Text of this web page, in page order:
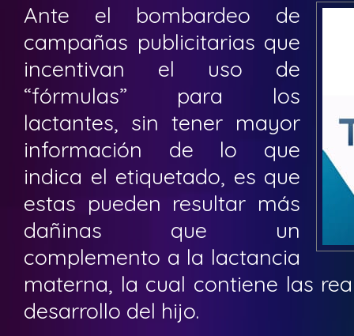
Ante el bombardeo de
campañas publicitarias que
incentivan el uso de
“fórmulas” para los
lactantes, sin tener mayor
información de lo que
indica el etiquetado, es que
estas pueden resultar más
dañinas que un
complemento a la lactancia
materna, la cual contiene las
desarrollo del hijo.